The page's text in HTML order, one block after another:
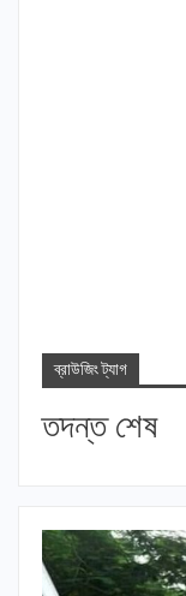
ব্রাউজিং ট্যাগ
তদন্ত শেষ